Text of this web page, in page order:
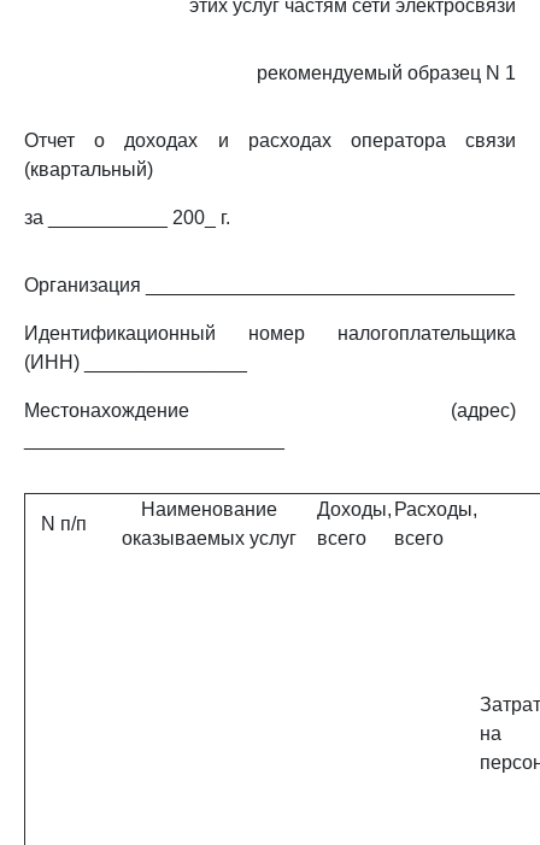
этих услуг частям сети электросвязи
рекомендуемый образец N 1
Отчет о доходах и расходах оператора связи
(квартальный)
за ___________ 200_ г.
Организация __________________________________
Идентификационный номер налогоплательщика
(ИНН) _______________
Местонахождение (адрес)
N п/п
Наименование
оказываемых услуг
Доходы,
всего
Расходы,
всего
на